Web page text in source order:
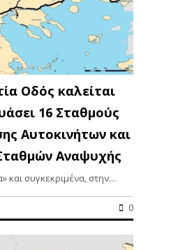
Οδός καλείται
16 Σταθμούς
Αυτοκινήτων και
Αναψυχής
και συγκεκριμένα, στην...
0